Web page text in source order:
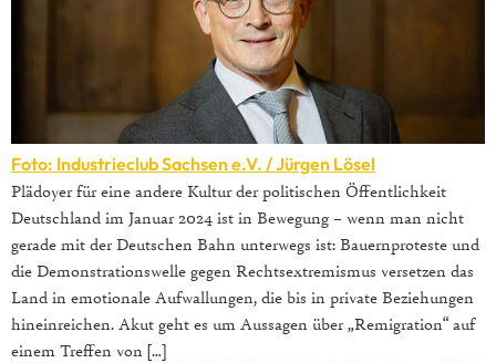
Foto: Industrieclub Sachsen e.V. / Jürgen Lösel
Plädoyer für eine andere Kultur der politischen Öffentlichkeit
Deutschland im Januar 2024 ist in Bewegung – wenn man nicht
gerade mit der Deutschen Bahn unterwegs ist: Bauernproteste und
die Demonstrationswelle gegen Rechtsextremismus versetzen das
Land in emotionale Aufwallungen, die bis in private Beziehungen
hineinreichen. Akut geht es um Aussagen über „Remigration“ auf
einem Treffen von […]